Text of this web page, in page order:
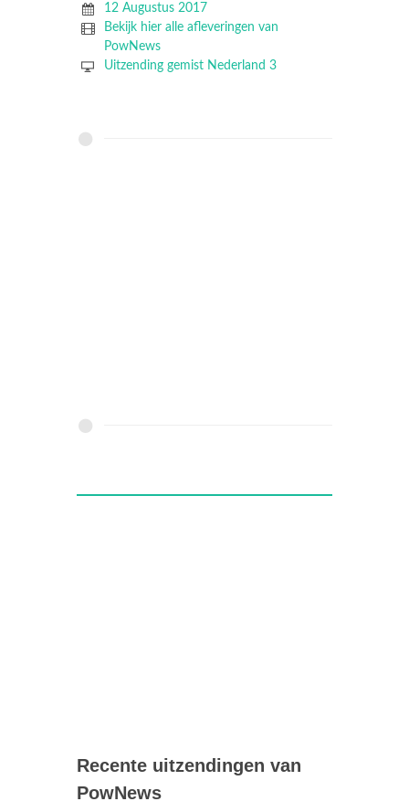
12 Augustus 2017
Bekijk hier alle afleveringen van
PowNews
Uitzending gemist Nederland 3
Recente uitzendingen van
PowNews